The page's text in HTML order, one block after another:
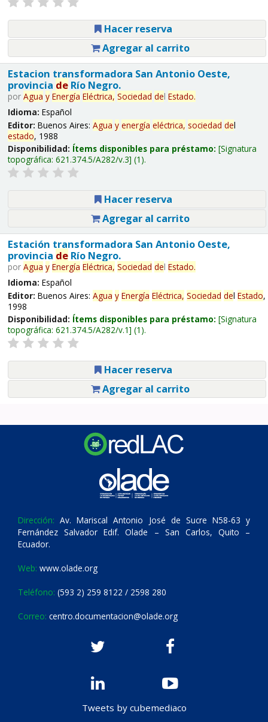
Hacer reserva
Agregar al carrito
Estacion transformadora San Antonio Oeste,
provincia deRío Negro.
por Agua y Energía Eléctrica, Sociedad del Estado.
Idioma: Español
Editor: Buenos Aires: Agua y energía eléctrica, sociedad del
estado, 1988
Disponibilidad: Ítems disponibles para préstamo: Signatura
topográfica: 621.374.5/A282/v.3 (1).
Hacer reserva
Agregar al carrito
Estación transformadora San Antonio Oeste,
provincia deRío Negro.
por Agua y Energía Eléctrica, Sociedad del Estado.
Idioma: Español
Editor: Buenos Aires: Agua y Energía Eléctrica, Sociedad del Estado,
1998
Disponibilidad: Ítems disponibles para préstamo: Signatura
topográfica: 621.374.5/A282/v.1 (1).
Hacer reserva
Agregar al carrito
Dirección: Av. Mariscal Antonio José de Sucre N58-63 y
Fernández Salvador Edif. Olade – San Carlos, Quito –
Ecuador.
Web: www.olade.org
Teléfono: (593 2) 259 8122 / 2598 280
Correo: centro.documentacion@olade.org
Tweets by cubemediaco